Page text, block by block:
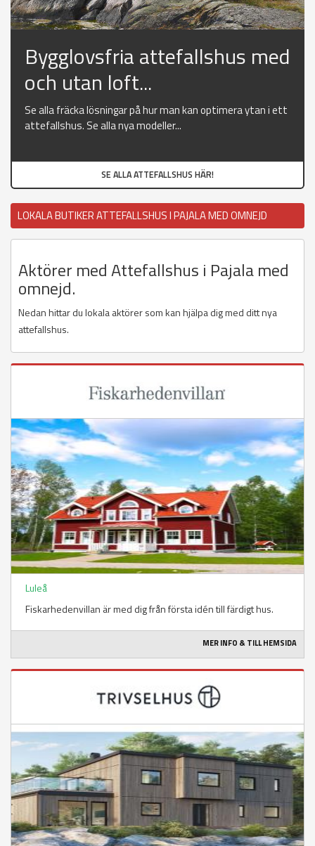
Bygglovsfria attefallshus med
och utan loft...
Se alla fräcka lösningar på hur man kan optimera ytan i ett
attefallshus. Se alla nya modeller...
SE ALLA ATTEFALLSHUS HÄR!
LOKALA BUTIKER ATTEFALLSHUS I PAJALA MED OMNEJD
Aktörer med Attefallshus i Pajala med
omnejd.
Nedan hittar du lokala aktörer som kan hjälpa dig med ditt nya
attefallshus.
Luleå
Fiskarhedenvillan är med dig från första idén till färdigt hus.
MER INFO & TILL HEMSIDA